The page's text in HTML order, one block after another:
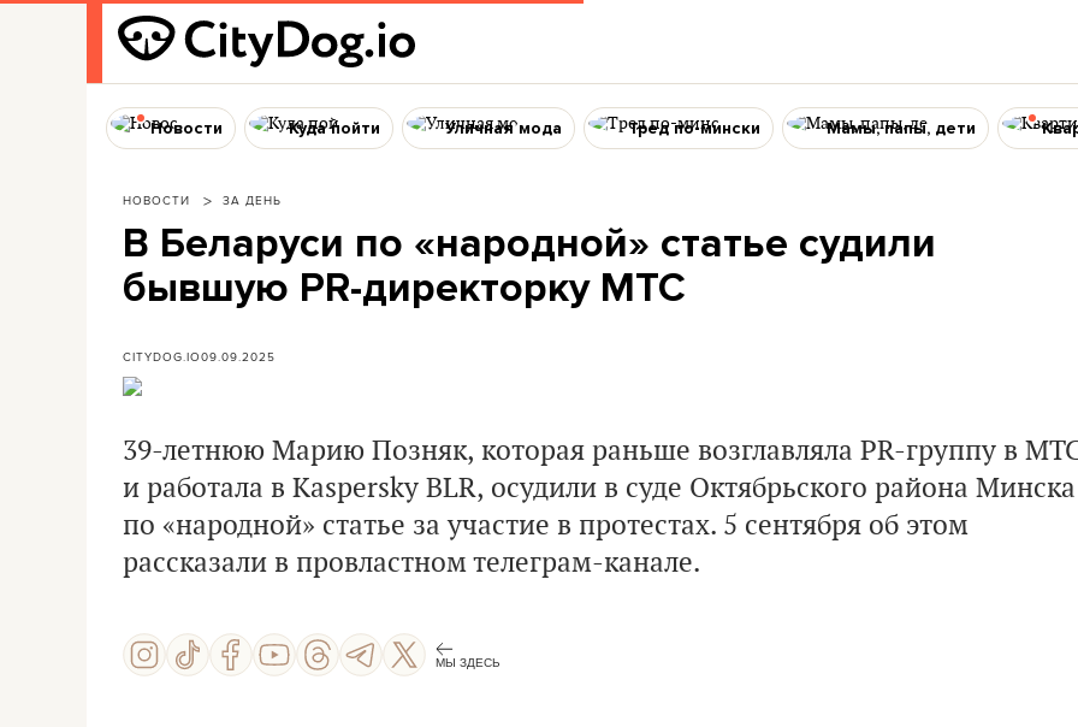
Новости Куда пойти Уличная мода Тред по-мински Мамы, папы, дети
НОВОСТИ ЗА ДЕНЬ
В Беларуси по «народной» статье судили
бывшую PR-директорку МТС
CITYDOG.IO09.09.2025
39-летнюю Марию Позняк, которая раньше возглавляла PR-группу в
и работала в Kaspersky BLR, осудили в суде Октябрьского района Минска
по «народной» статье за участие в протестах. 5 сентября об этом
рассказали в провластном телеграм-канале.
МЫ ЗДЕСЬ